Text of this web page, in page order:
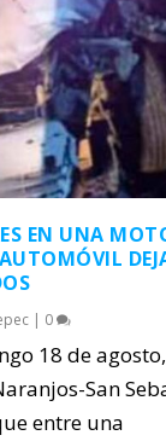
EN UNA
| 0
18 de agosto,
San
entre una